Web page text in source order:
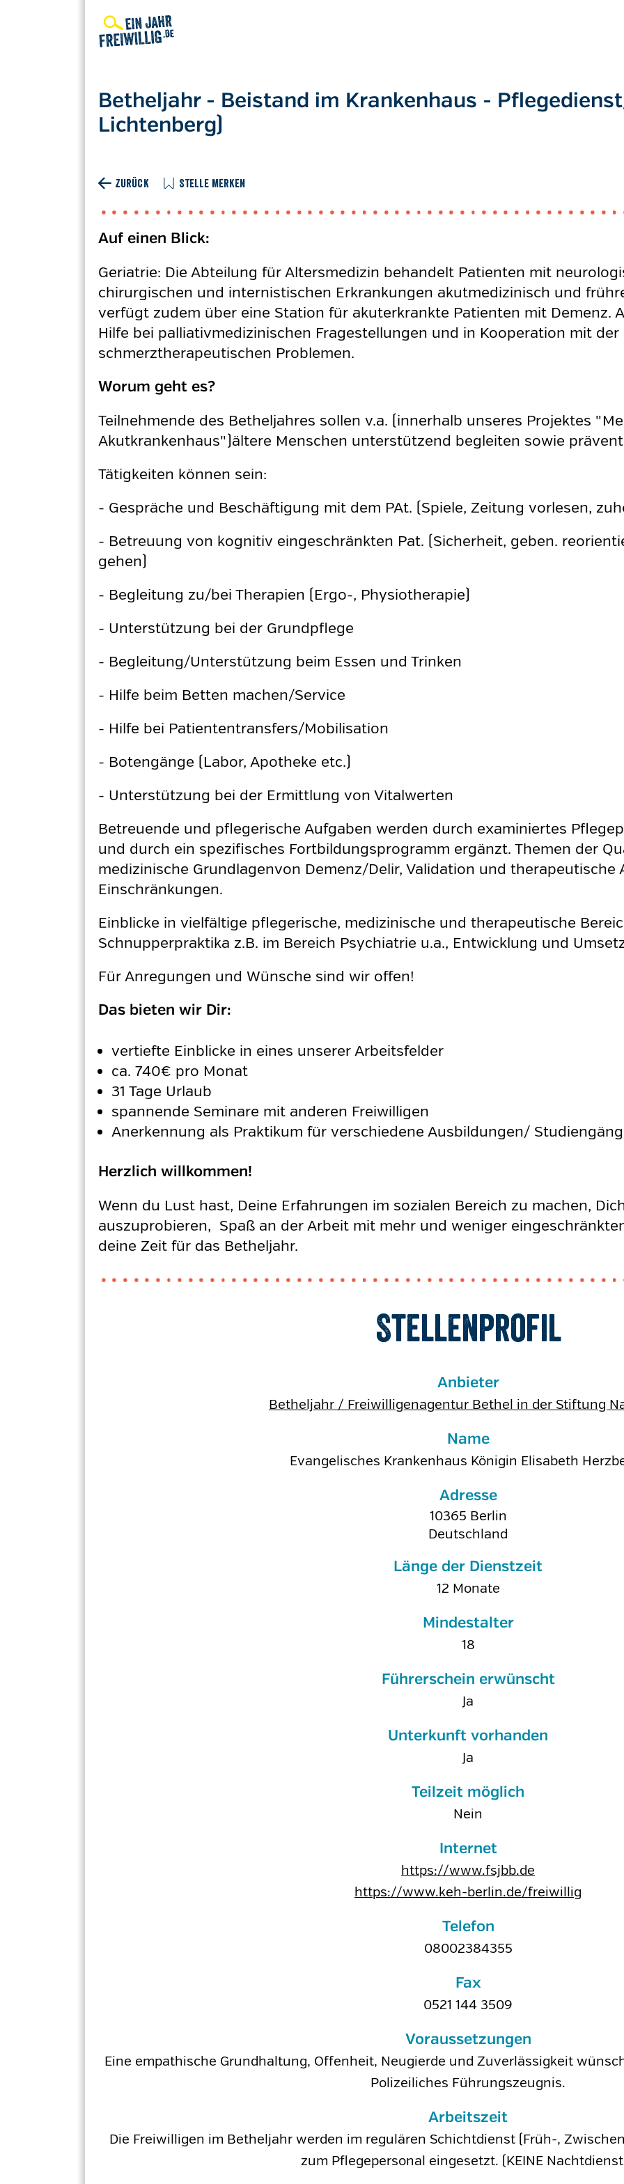
Betheljahr - Beistand im Krankenhaus -
Lichtenberg)
ZURÜCK STELLE MERKEN
Auf einen Blick:
Geriatrie: Die Abteilung für Altersmedizin behandelt Patienten mit
chirurgischen und internistischen Erkrankungen akutmedizinisch und
verfügt zudem über eine Station für akuterkrankte Patienten mit Demenz.
Hilfe bei palliativmedizinischen Fragestellungen und in Kooperation mit
schmerztherapeutischen Problemen.
Worum geht es?
Teilnehmende des Betheljahres sollen v.a. (innerhalb unseres Projektes
Akutkrankenhaus")ältere Menschen unterstützend begleiten sowie
Tätigkeiten können sein:
- Gespräche und Beschäftigung mit dem PAt. (Spiele, Zeitung vorlesen,
- Betreuung von kognitiv eingeschränkten Pat. (Sicherheit, geben.
gehen)
- Begleitung zu/bei Therapien (Ergo-, Physiotherapie)
- Unterstützung bei der Grundpflege
- Begleitung/Unterstützung beim Essen und Trinken
- Hilfe beim Betten machen/Service
- Hilfe bei Patiententransfers/Mobilisation
- Botengänge (Labor, Apotheke etc.)
- Unterstützung bei der Ermittlung von Vitalwerten
Betreuende und pflegerische Aufgaben werden durch examiniertes
und durch ein spezifisches Fortbildungsprogramm ergänzt. Themen der
medizinische Grundlagenvon Demenz/Delir, Validation und
Einschränkungen.
Einblicke in vielfältige pflegerische, medizinische und therapeutische
Schnupperpraktika z.B. im Bereich Psychiatrie u.a., Entwicklung und
Für Anregungen und Wünsche sind wir offen!
Das bieten wir Dir:
vertiefte Einblicke in eines unserer Arbeitsfelder
ca. 740€ pro Monat
31 Tage Urlaub
spannende Seminare mit anderen Freiwilligen
Anerkennung als Praktikum für verschiedene Ausbildungen/
Herzlich willkommen!
Wenn du Lust hast, Deine Erfahrungen im sozialen Bereich zu machen,
auszuprobieren, Spaß an der Arbeit mit mehr und weniger
deine Zeit für das Betheljahr.
Stellenprofil
Anbieter
Betheljahr / Freiwilligenagentur Bethel in der Stiftung
Name
Evangelisches Krankenhaus Königin Elisabeth
Adresse
10365 Berlin
Deutschland
Länge der Dienstzeit
12 Monate
Mindestalter
18
Führerschein erwünscht
Ja
Unterkunft vorhanden
Ja
Teilzeit möglich
Nein
Internet
https://www.fsjbb.de
https://www.keh-berlin.de/freiwillig
Telefon
08002384355
Fax
0521 144 3509
Voraussetzungen
Eine empathische Grundhaltung, Offenheit, Neugierde und Zuverlässigkeit
Polizeiliches Führungszeugnis.
Arbeitszeit
Die Freiwilligen im Betheljahr werden im regulären Schichtdienst (Früh-,
zum Pflegepersonal eingesetzt. (KEINE